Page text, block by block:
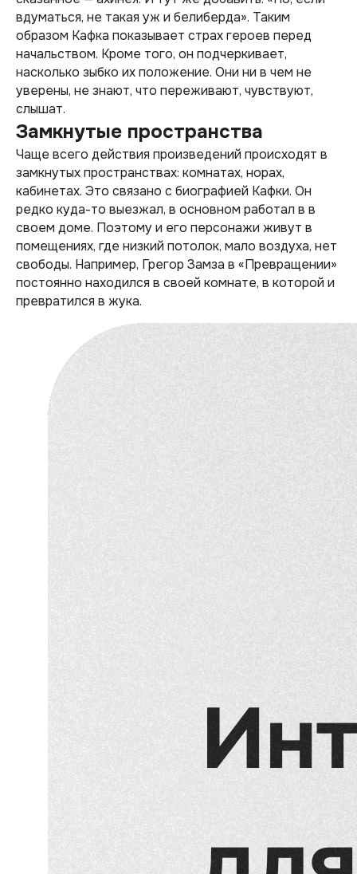
вдуматься, не такая уж и белиберда». Таким
образом Кафка показывает страх героев перед
начальством. Кроме того, он подчеркивает,
насколько зыбко их положение. Они ни в чем не
уверены, не знают, что переживают, чувствуют,
слышат.
Замкнутые пространства
Чаще всего действия произведений происходят в
замкнутых пространствах: комнатах, норах,
кабинетах. Это связано с биографией Кафки. Он
редко куда-то выезжал, в основном работал в в
своем доме. Поэтому и его персонажи живут в
помещениях, где низкий потолок, мало воздуха, нет
свободы. Например, Грегор Замза в «Превращении»
постоянно находился в своей комнате, в которой и
превратился в жука.